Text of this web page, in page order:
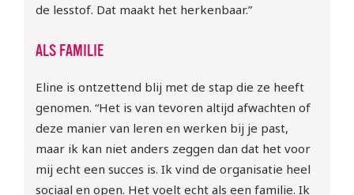
de lesstof. Dat maakt het herkenbaar.”
ALS FAMILIE
Eline is ontzettend blij met de stap die ze heeft
genomen. “Het is van tevoren altijd afwachten of
deze manier van leren en werken bij je past,
maar ik kan niet anders zeggen dan dat het voor
mij echt een succes is. Ik vind de organisatie heel
sociaal en open. Het voelt echt als een familie. Ik